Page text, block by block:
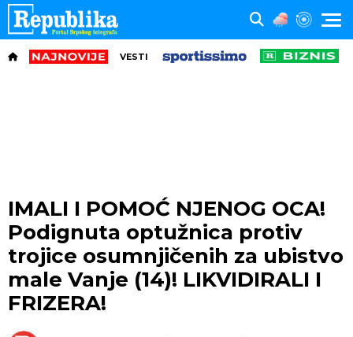
VESTI
IMALI I POMOĆ NJENOG OCA!
Podignuta optužnica protiv
trojice osumnjičenih za ubistvo
male Vanje (14)! LIKVIDIRALI I
FRIZERA!